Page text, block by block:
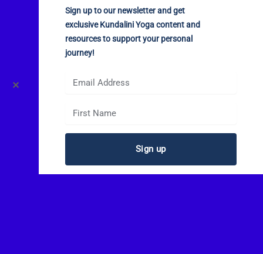
✕
Sign up to our newsletter and get
exclusive Kundalini Yoga content and
resources to support your personal
journey!
Sign up